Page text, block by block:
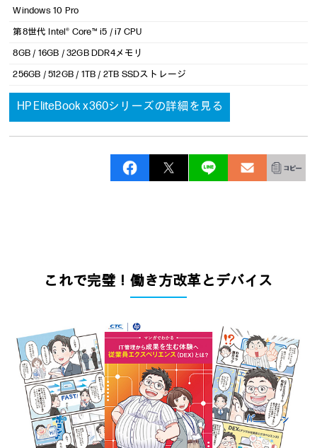
Windows 10 Pro
第8世代 Intel® Core™ i5 / i7 CPU
8GB / 16GB / 32GB DDR4メモリ
256GB / 512GB / 1TB / 2TB SSDストレージ
HP EliteBook x360シリーズの詳細を見る
これで完璧！働き方改革とデバイス